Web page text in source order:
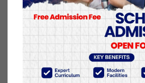
चुनावमा माओवादीको भोट प्रभावित
पोखरेलले भनिन् ।
पोखरेलको जस्तै धारणा छ, अर्का
रोनियारको पनि । राष्ट्रका सम्मानित